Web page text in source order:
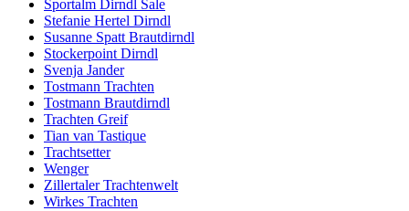
Sportalm Dirndl Sale
Stefanie Hertel Dirndl
Susanne Spatt Brautdirndl
Stockerpoint Dirndl
Svenja Jander
Tostmann Trachten
Tostmann Brautdirndl
Trachten Greif
Tian van Tastique
Trachtsetter
Wenger
Zillertaler Trachtenwelt
Wirkes Trachten